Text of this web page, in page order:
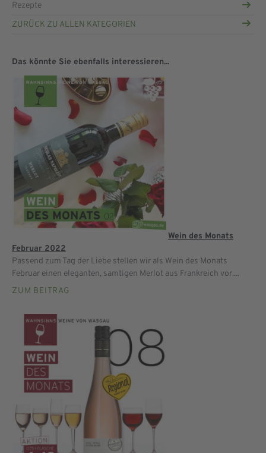
Rezepte
ZURÜCK ZU ALLEN KATEGORIEN
Das könnte Sie ebenfalls interessieren...
Wein des Monats
Februar 2022
Passend zum Tag der Liebe stellen wir als Wein des Monats
Februar einen eleganten, samtigen Merlot aus Frankreich vor....
ZUM BEITRAG